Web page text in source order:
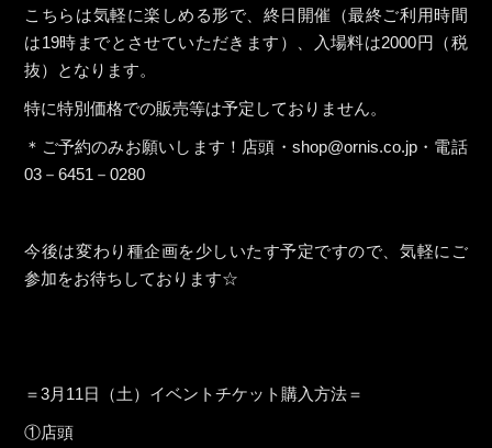
こちらは気軽に楽しめる形で、終日開催（最終ご利用時間
は19時までとさせていただきます）、入場料は2000円（税
抜）となります。
特に特別価格での販売等は予定しておりません。
＊ご予約のみお願いします！店頭・shop@ornis.co.jp・電話
03－6451－0280
今後は変わり種企画を少しいたす予定ですので、気軽にご
参加をお待ちしております☆
＝3月11日（土）イベントチケット購入方法＝
①店頭